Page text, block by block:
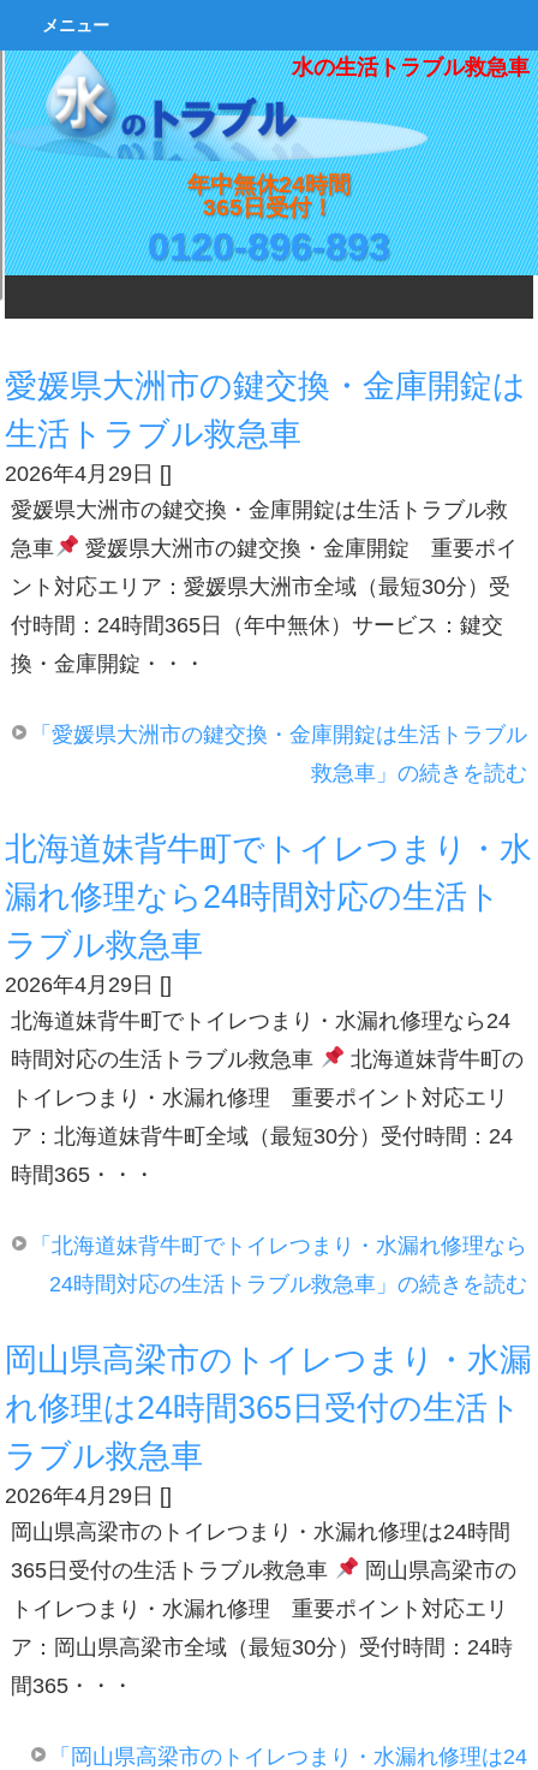
水の生活トラブル救急車
年中無休24時間
365日受付！
0120-896-893
メニュー
愛媛県大洲市の鍵交換・金庫開錠は
生活トラブル救急車
2026年4月29日 []
愛媛県大洲市の鍵交換・金庫開錠は生活トラブル救
急車
愛媛県大洲市の鍵交換・金庫開錠 重要ポイ
ント対応エリア：愛媛県大洲市全域（最短30分）受
付時間：24時間365日（年中無休）サービス：鍵交
換・金庫開錠・・・
「愛媛県大洲市の鍵交換・金庫開錠は生活トラブル
救急車」の続きを読む
北海道妹背牛町でトイレつまり・水
漏れ修理なら24時間対応の生活ト
ラブル救急車
2026年4月29日 []
北海道妹背牛町でトイレつまり・水漏れ修理なら24
時間対応の生活トラブル救急車
北海道妹背牛町の
トイレつまり・水漏れ修理 重要ポイント対応エリ
ア：北海道妹背牛町全域（最短30分）受付時間：24
時間365・・・
「北海道妹背牛町でトイレつまり・水漏れ修理なら
24時間対応の生活トラブル救急車」の続きを読む
岡山県高梁市のトイレつまり・水漏
れ修理は24時間365日受付の生活ト
ラブル救急車
2026年4月29日 []
岡山県高梁市のトイレつまり・水漏れ修理は24時間
365日受付の生活トラブル救急車
岡山県高梁市の
トイレつまり・水漏れ修理 重要ポイント対応エリ
ア：岡山県高梁市全域（最短30分）受付時間：24時
間365・・・
「岡山県高梁市のトイレつまり・水漏れ修理は24